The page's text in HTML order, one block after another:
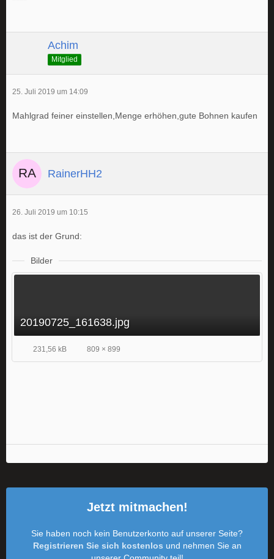
Achim
Mitglied
25. Juli 2019 um 14:09
Mahlgrad feiner einstellen,Menge erhöhen,gute Bohnen kaufen
RainerHH2
26. Juli 2019 um 10:15
das ist der Grund:
Bilder
20190725_161638.jpg
231,56 kB 809 × 899
Jetzt mitmachen!
Sie haben noch kein Benutzerkonto auf unserer Seite?
Registrieren Sie sich kostenlos und nehmen Sie an